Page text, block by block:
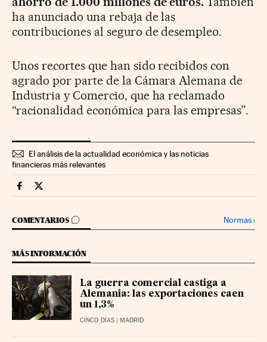
ha anunciado una rebaja de las
contribuciones al seguro de desempleo.
Unos recortes que han sido recibidos con
agrado por parte de la Cámara Alemana de
Industria y Comercio, que ha reclamado
“racionalidad económica para las empresas”.
El análisis de la actualidad económica y las noticias
financieras más relevantes
Economia Cinco Días en Facebook
Economia Cinco Días en Twitter
COMENTARIOS
IR A LOS COMENTARIOS Normas›
MÁS INFORMACIÓN
La guerra comercial castiga a
Alemania: las exportaciones caen
un 1,3%
CINCO DÍAS | MADRID